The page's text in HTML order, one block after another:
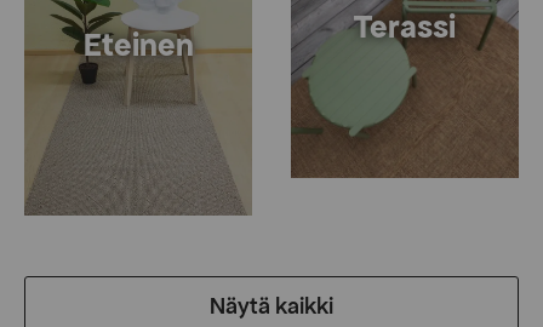
Eteinen Terassi
Näytä kaikki